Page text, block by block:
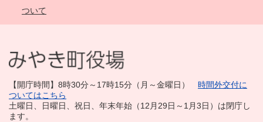
ついて
【開庁時間】8時30分～17時15分（月～金曜日） 時間外交付に
ついてはこちら
土曜日、日曜日、祝日、年末年始（12月29日～1月3日）は閉庁し
ます。